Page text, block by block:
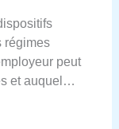
régimes
peut
et auquel…